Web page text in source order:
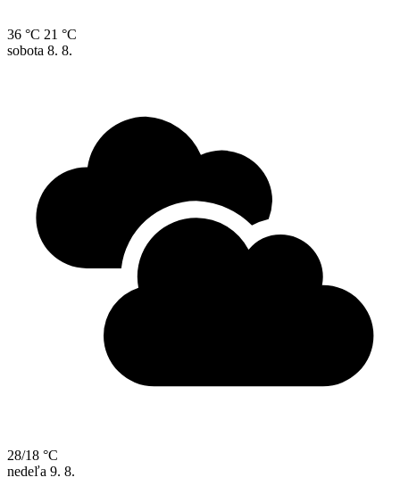
36 °C 21 °C
sobota 8. 8.
28/18 °C
nedeľa 9. 8.